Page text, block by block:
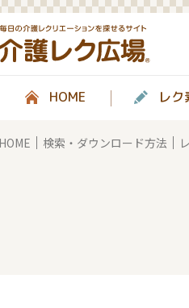
HOME レク
HOME 検索・ダウンロード方法